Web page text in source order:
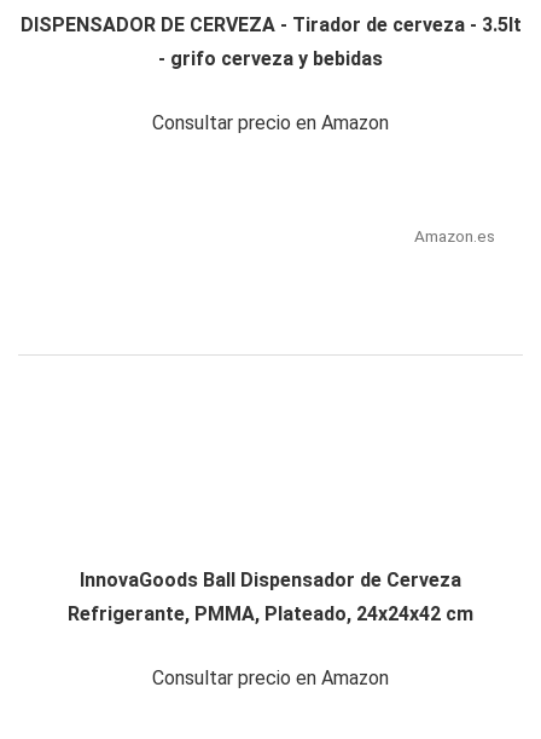
DISPENSADOR DE CERVEZA - Tirador de cerveza - 3.5lt
- grifo cerveza y bebidas
Consultar precio en Amazon
Amazon.es
InnovaGoods Ball Dispensador de Cerveza
Refrigerante, PMMA, Plateado, 24x24x42 cm
Consultar precio en Amazon